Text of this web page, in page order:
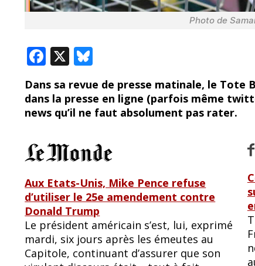
Photo de
F
e
b
o
k
X
e
sk
Dans sa revue de presse matinale, le
dans la presse en ligne (parfois même
news qu’il ne faut absolument pas rater.
Aux Etats-Unis, Mike Pence refuse
d’utiliser le 25e amendement contre
Donald Trump
Le président américain s’est, lui, exprimé
mardi, six jours après les émeutes au
Capitole, continuant d’assurer que son